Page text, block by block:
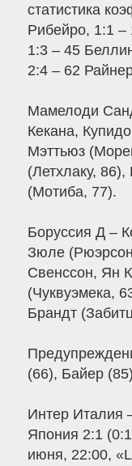
статистика
Рибейро, 1:1 –
1:3 – 45
2:4 – 62
Мамелоди
Кекана,
Мэттьюз
(Летхлаку,
(Мотиба, 77).
Боруссия Д –
Зюле
Свенссон, Ян
(Чуквуэмека,
Брандт
(66), Байер
Интер Италия
Япония 2:1
июня, 22:00,